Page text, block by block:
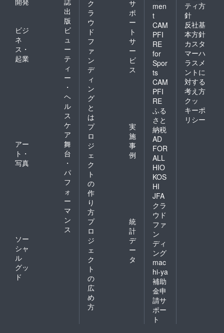
出
版
ビジ
ネ
ス・
起業
ビ
ュ
ー
テ
ィ
ー
・
ヘ
ル
ス
ケ
ア
アー
ト・
写真
舞
台
・
パ
フ
ォ
ー
マ
ン
ス
ソー
シャ
ル
グッ
ド
ク
ラ
ウ
ド
フ
ァ
ン
デ
ィ
ン
グ
と
は
サ
ポ
ー
ト
サ
ー
ビ
ス
プ
ロ
ジ
ェ
ク
ト
の
作
り
方
実
施
事
例
プ
ロ
ジ
ェ
ク
ト
の
広
め
方
統
計
デ
ー
タ
men
t
CAM
PFI
RE
for
Spor
ts
CAM
PFI
RE
ふる
さと
納税
AD
FOR
ALL
HIO
KOS
HI
JFA
クラ
ウド
ファ
ン
ディ
ング
mac
hi-ya
補助
金申
請サ
ポー
ト
ティ方
針
反社基
本方針
カスタ
マーハ
ラスメ
ントに
対する
考え方
クッ
キーポ
リシー